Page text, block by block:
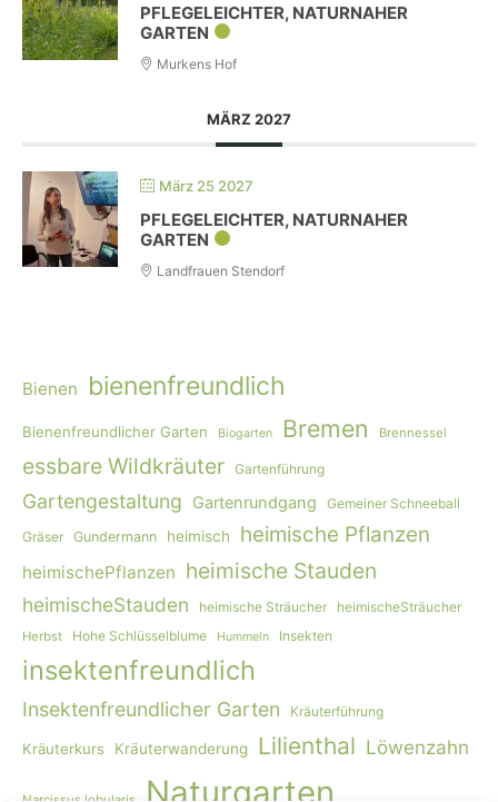
PFLEGELEICHTER, NATURNAHER
GARTEN
Murkens Hof
MÄRZ 2027
März 25 2027
PFLEGELEICHTER, NATURNAHER
GARTEN
Landfrauen Stendorf
Bienen bienenfreundlich
Bienenfreundlicher Garten Biogarten Bremen Brennessel
essbare Wildkräuter Gartenführung
Gartengestaltung Gartenrundgang
Gemeiner Schneeball
Gräser Gundermann heimisch heimische Pflanzen
heimischePflanzen heimische Stauden
heimischeStauden heimische Sträucher heimischeSträucher
Herbst Hohe Schlüsselblume Hummeln Insekten
insektenfreundlich
Insektenfreundlicher Garten Kräuterführung
Kräuterkurs Kräuterwanderung Lilienthal Löwenzahn
Naturgarten